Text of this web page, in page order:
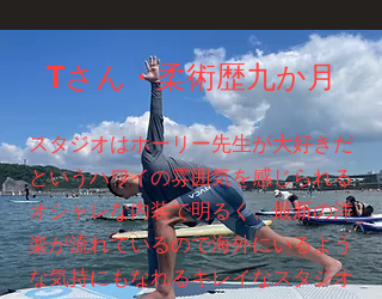
Tさん・柔術歴九か月
スタジオは​ホーリー先生が大好きだ
というハワイの雰囲気を感じられる
オシャレな内装で明るく、最新の洋
楽が流れているので海外にいるよう
な気持にもなれるキレイなスタジオ